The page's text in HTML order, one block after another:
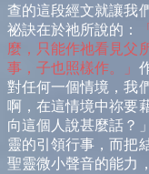
查的這段經文就讓我
祕訣在於祂所說的：
麼，只能作祂看見父
事，子也照樣作。」
對任何一個情境，我
啊，在這情境中祢要
向這個人說甚麼話？
靈的引領行事，而把
聖靈微小聲音的能力